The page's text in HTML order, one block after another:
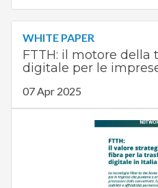
WHITE PAPER
FTTH: il motore della
digitale per le
07 Apr 2025